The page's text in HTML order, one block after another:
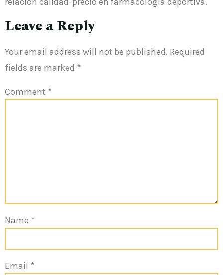
relación calidad-precio en farmacología deportiva.
Leave a Reply
Your email address will not be published. Required
fields are marked *
Comment *
Name *
Email *